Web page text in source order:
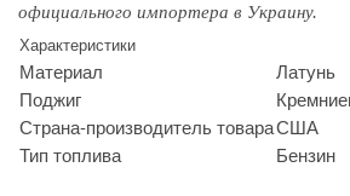
официального импортера в Украину.
Характеристики
Материал
Латунь
Поджиг
Страна-производитель товараСША
Тип топлива
Бензин